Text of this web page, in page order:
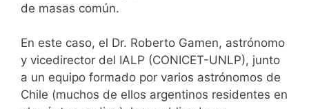
de masas común.
En este caso, el Dr. Roberto Gamen, astrónomo
y vicedirector del IALP (CONICET-UNLP), junto
a un equipo formado por varios astrónomos de
Chile (muchos de ellos argentinos residentes en